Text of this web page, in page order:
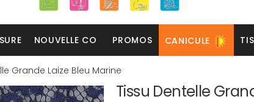
NOUVELLE CO PROMOS CANICULE
Grande Laize Bleu Marine
Tissu Dentelle